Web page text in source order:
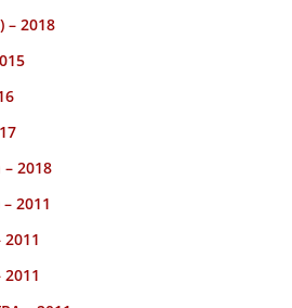
– 2018
2018
2011